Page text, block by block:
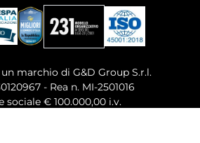
marchio di G&D Group S.r.l.
- Rea n. MI-2501016
sociale € 100.000,00 i.v.